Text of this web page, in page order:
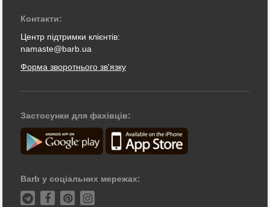
Контакти:
Центр підтримки клієнтів:
namaste@barb.ua
Форма зворотнього зв'язку
Застосунки для фахівців:
Barb у соціальних мережах: